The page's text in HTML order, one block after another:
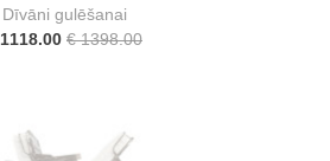
Dīvāni gulēšanai
€ 1398.00